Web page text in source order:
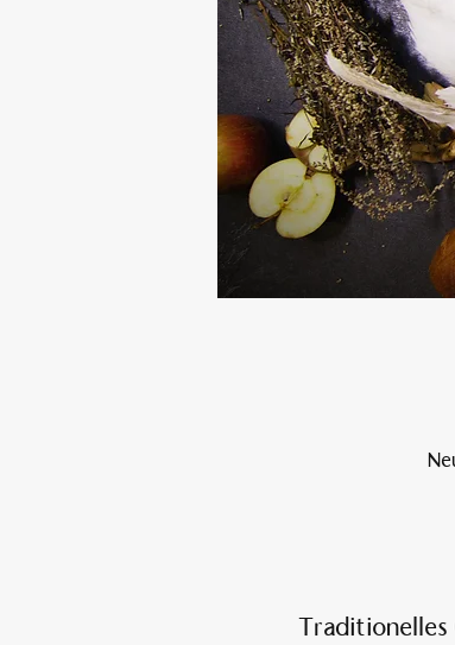
Traditionelles